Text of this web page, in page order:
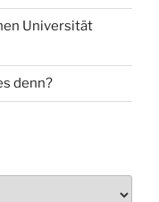
Universität
denn?